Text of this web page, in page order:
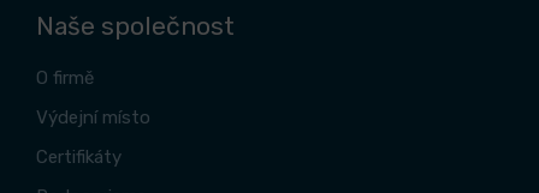
Naše společnost
O firmě
Výdejní místo
Certifikáty